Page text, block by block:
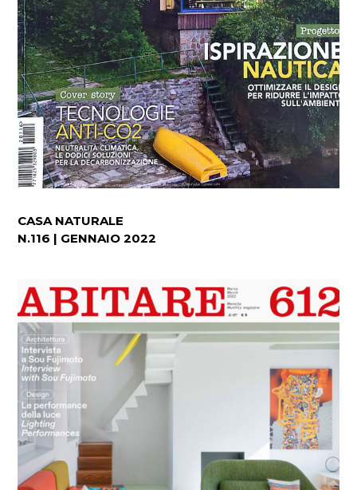
CASA NATURALE
N.116 | GENNAIO 2022